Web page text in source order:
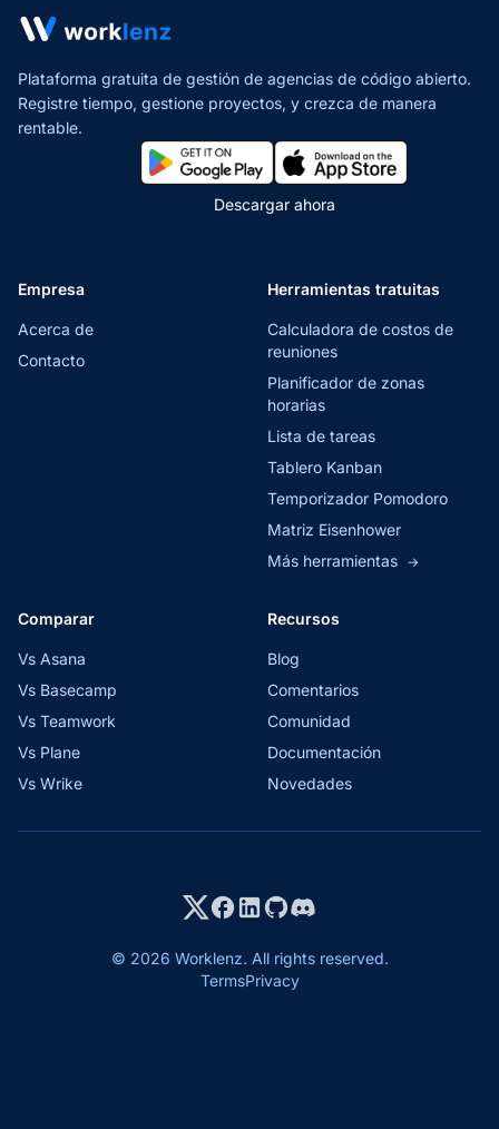
Plataforma gratuita de gestión de agencias de código abierto.
Registre tiempo, gestione proyectos, y crezca de manera
rentable.
Descargar ahora
Empresa
Acerca de
Contacto
Herramientas tratuitas
Calculadora de costos de
reuniones
Planificador de zonas
horarias
Lista de tareas
Tablero Kanban
Temporizador Pomodoro
Matriz Eisenhower
Más herramientas →
Comparar
Vs Asana
Vs Basecamp
Vs Teamwork
Vs Plane
Vs Wrike
Recursos
Blog
Comentarios
Comunidad
Documentación
Novedades
© 2026 Worklenz. All rights reserved.
TermsPrivacy